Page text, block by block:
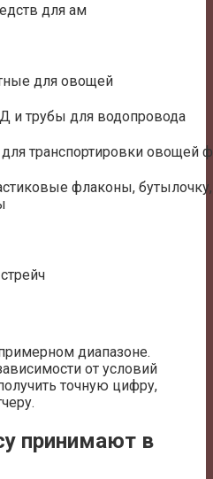
для ам
для овощей
и трубы для водопровода
транспортировки овощей
флаконы, бутылочку,
диапазоне.
от условий
точную цифру,
принимают в